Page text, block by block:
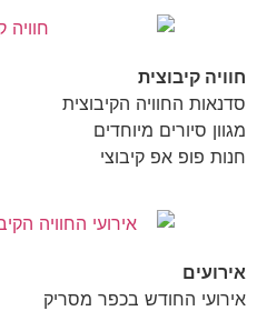
חוויה קיבוצית
סדנאות החוויה הקיבוצית
מגוון סיורים מיוחדים
חנות פופ אפ קיבוצי
אירועים
אירועי החודש בכפר מסריק